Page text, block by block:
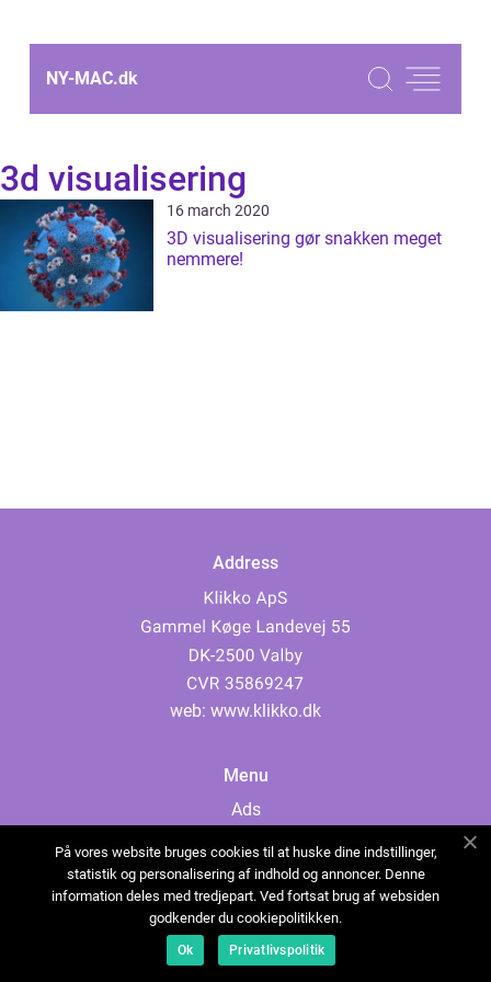
NY-MAC.dk
3d visualisering
16 march 2020
3D visualisering gør snakken meget
nemmere!
Address
web: www.klikko.dk
Menu
Ads
Cookies
Contact
Sitemap
På vores website bruges cookies til at huske dine indstillinger,
statistik og personalisering af indhold og annoncer. Denne
information deles med tredjepart. Ved fortsat brug af websiden
godkender du cookiepolitikken.
Ok Privatlivspolitik